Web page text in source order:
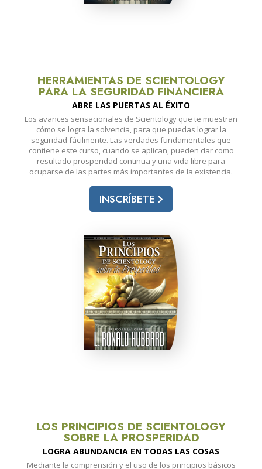
HERRAMIENTAS DE SCIENTOLOGY
PARA LA SEGURIDAD FINANCIERA
ABRE LAS PUERTAS AL ÉXITO
Los avances sensacionales de Scientology que te muestran
cómo se logra la solvencia, para que puedas lograr la
seguridad fácilmente. Las verdades fundamentales que
contiene este curso, cuando se aplican, pueden dar como
resultado prosperidad continua y una vida libre para
ocuparse de las partes más importantes de la existencia.
INSCRÍBETE
LOS PRINCIPIOS DE SCIENTOLOGY
SOBRE LA PROSPERIDAD
LOGRA ABUNDANCIA EN TODAS LAS COSAS
Mediante la comprensión y el uso de los principios básicos